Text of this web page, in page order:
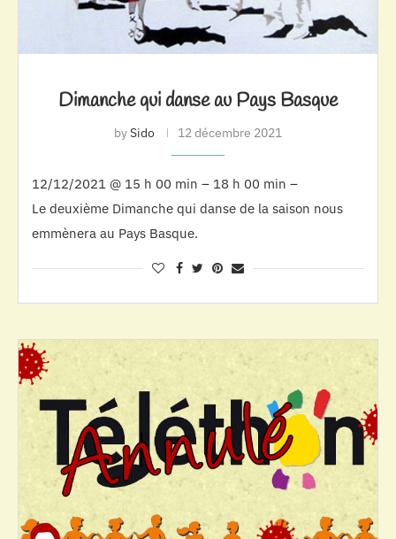
Dimanche qui danse au Pays Basque
bySido 12 décembre 2021
12/12/2021 @ 15 h 00 min – 18 h 00 min –
Le deuxième Dimanche qui danse de la saison nous
emmènera au Pays Basque.